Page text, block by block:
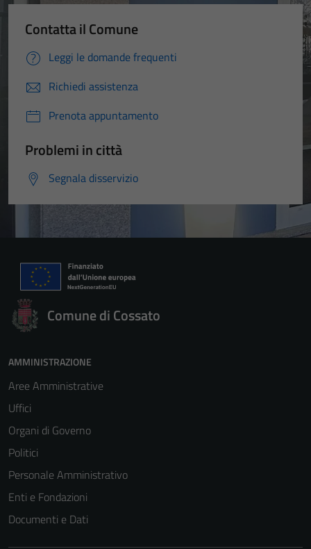
Contatta il Comune
Leggi le domande frequenti
Richiedi assistenza
Prenota appuntamento
Problemi in città
Segnala disservizio
Comune di Cossato
AMMINISTRAZIONE
Aree Amministrative
Uffici
Organi di Governo
Politici
Personale Amministrativo
Enti e Fondazioni
Documenti e Dati